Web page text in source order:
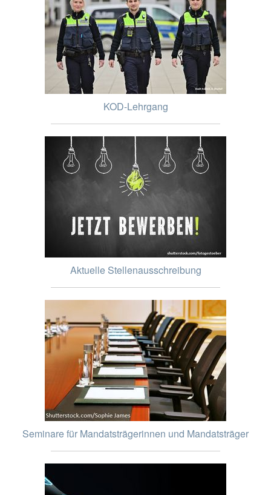
KOD-Lehrgang
Aktuelle Stellenausschreibung
Seminare für Mandatsträgerinnen und Mandatsträger